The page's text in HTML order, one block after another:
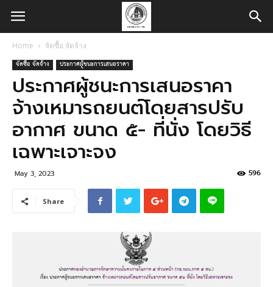
Home จัดซื้อ จัดจ้าง
จัดซื้อ จัดจ้าง ประกาศผู้ชนะการเสนอราคา
ประกาศผู้ชนะการเสนอราคา
จ้างเหมารถยนต์โดยสารปรับ
อากาศ ขนาด ๕- ที่นั่ง โดยวิธี
เฉพาะเจาะจง
May 3, 2023 596
Share